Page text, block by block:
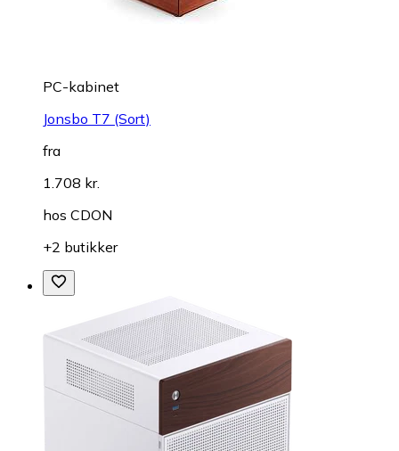
PC-kabinet
Jonsbo T7 (Sort)
fra
1.708 kr.
hos CDON
+2 butikker